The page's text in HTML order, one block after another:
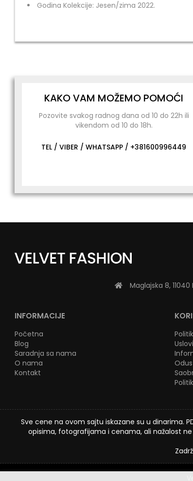
Godina Kolekcije: Jesen/zima 2022.
KAKO VAM MOŽEMO POMOĆI
Pozovite svakog radnog dana od 10 do 22h ili
vikendom od 10 do 18h.
TEL / VIBER / WHATSAPP / +381600996449
Maglajska 8,
INFORMACIJE
Početna
Blog
Saradnja sa nama
O nama
Kontakt
Sve cene na ovom sajtu iskazane su u dinarima.
opisima, fotografijama i cenama, ali nažalost